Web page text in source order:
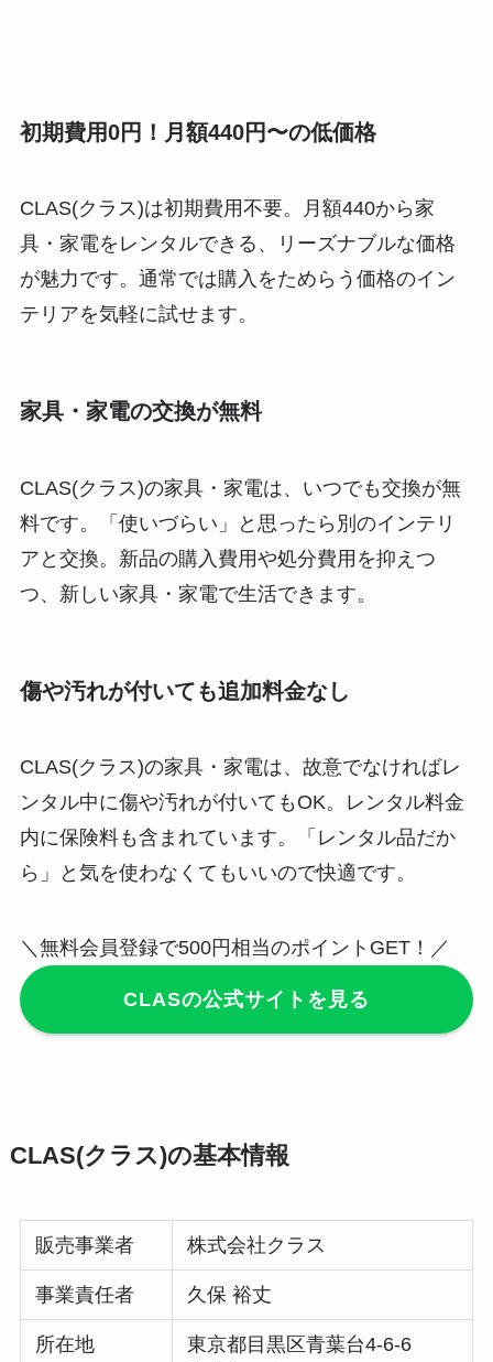
初期費用0円！月額440円〜の低価格
CLAS(クラス)は初期費用不要。月額440から家
具・家電をレンタルできる、リーズナブルな価格
が魅力です。 通常では購入をためらう価格のイン
テリアを気軽に試せます。
家具・家電の交換が無料
CLAS(クラス)の家具・家電は、いつでも交換が無
料です。「使いづらい」と思ったら別のインテリ
アと交換。 新品の購入費用や処分費用を抑えつ
つ、新しい家具・家電で生活できます。
傷や汚れが付いても追加料金なし
CLAS(クラス)の家具・家電は、故意でなければレ
ンタル中に傷や汚れが付いてもOK。レンタル料金
内に保険料も含まれています。
「レンタル品だか
ら」と気を使わなくてもいいので快適です。
＼無料会員登録で500円相当のポイントGET！／
CLASの公式サイトを見る
CLAS(クラス)の基本情報
販売事業者 株式会社クラス
事業責任者 久保 裕丈
所在地
東京都目黒区青葉台4-6-6